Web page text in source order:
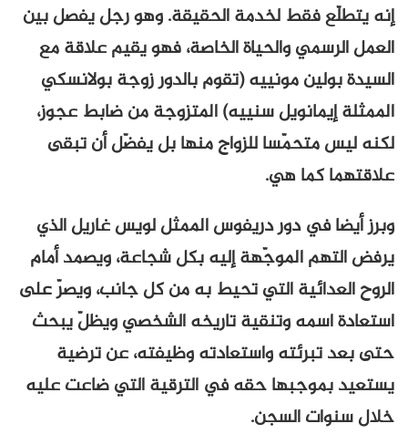
إنه يتطلّع فقط لخدمة الحقيقة. وهو رجل يفصل بين
العمل الرسمي والحياة الخاصة، فهو يقيم علاقة مع
السيدة بولين مونييه (تقوم بالدور زوجة بولانسكي
الممثلة إيمانويل سنييه) المتزوجة من ضابط عجوز،
لكنه ليس متحمّسا للزواج منها بل يفضّل أن تبقى
علاقتهما كما هي.
وبرز أيضا في دور دريفوس الممثل لويس غاريل الذي
يرفض التهم الموجّهة إليه بكل شجاعة، ويصمد أمام
الروح العدائية التي تحيط به من كل جانب، ويصرّ على
استعادة اسمه وتنقية تاريخه الشخصي ويظلّ يبحث
حتى بعد تبرئته واستعادته وظيفته، عن ترضية
يستعيد بموجبها حقه في الترقية التي ضاعت عليه
خلال سنوات السجن.